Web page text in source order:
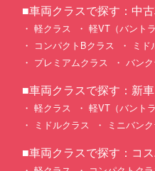
■車両クラスで探す：中
軽クラス 軽VT（バント
コンパクトBクラス
ミド
プレミアムクラス
バン
■車両クラスで探す：新
軽クラス 軽VT（バント
ミドルクラス
ミニバン
■車両クラスで探す：コ